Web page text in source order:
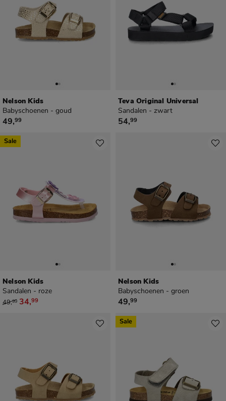
Nelson Kids
Babyschoenen - goud
€ 49,99
49,99
Teva Original Universal
Sandalen - zwart
€ 54,99
54,99
Nelson Kids
Sandalen - roze
van € 49,99 voor € 34,99
49,99 34,99
Sale
Nelson Kids
Babyschoenen - groen
€ 49,99
49,99
Sale